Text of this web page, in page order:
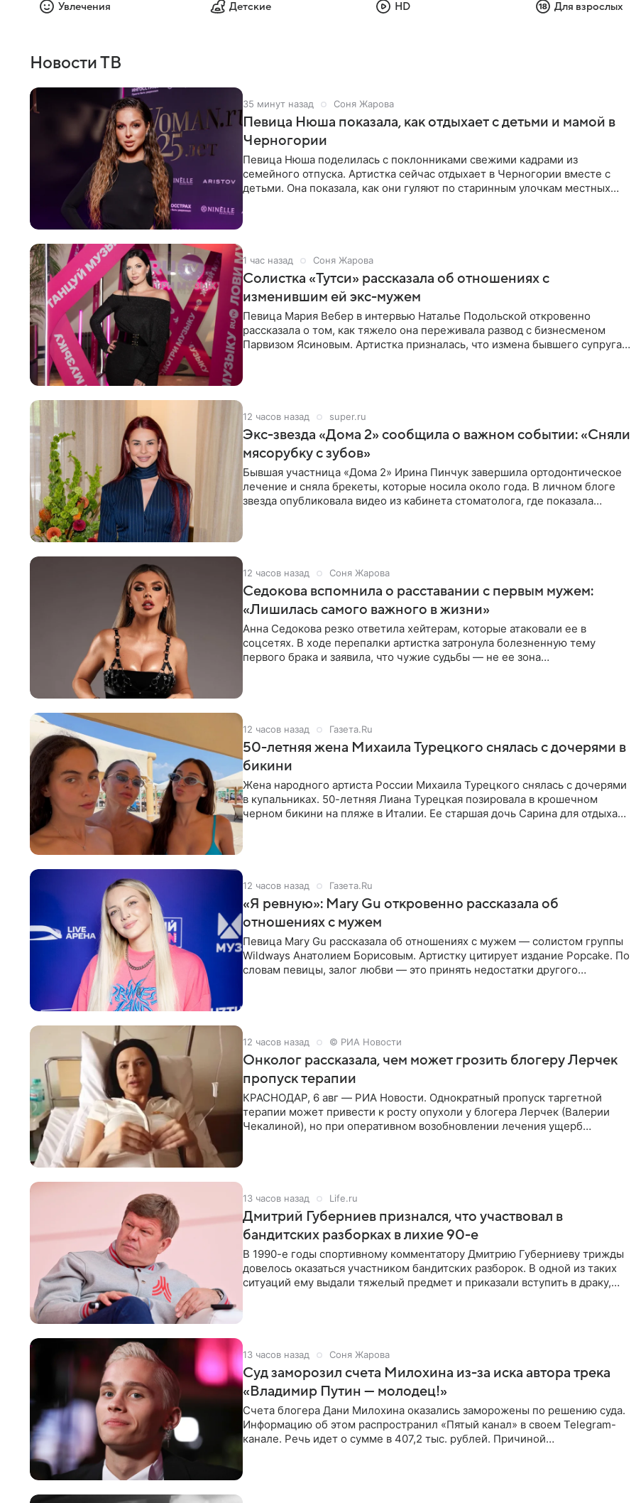
Увлечения Детские HD Для взрослых
Новости ТВ
35 минут назад Соня Жарова
Певица Нюша показала, как отдыхает с детьми и мамой в
Черногории
Певица Нюша поделилась с поклонниками свежими кадрами из
семейного отпуска. Артистка сейчас отдыхает в Черногории вместе с
детьми. Она показала, как они гуляют по старинным улочкам местных
1 час назад Соня Жарова
Солистка «Тутси» рассказала об отношениях с
изменившим ей экс-мужем
Певица Мария Вебер в интервью Наталье Подольской откровенно
рассказала о том, как тяжело она переживала развод с бизнесменом
Парвизом Ясиновым. Артистка призналась, что измена бывшего супруга
12 часов назад super.ru
Экс-звезда «Дома 2» сообщила о важном событии: «Сняли
мясорубку с зубов»
Бывшая участница «Дома 2» Ирина Пинчук завершила ортодонтическое
лечение и сняла брекеты, которые носила около года. В личном блоге
звезда опубликовала видео из кабинета стоматолога, где показала
12 часов назад Соня Жарова
Седокова вспомнила о расставании с первым мужем:
«Лишилась самого важного в жизни»
Анна Седокова резко ответила хейтерам, которые атаковали ее в
соцсетях. В ходе перепалки артистка затронула болезненную тему
первого брака и заявила, что чужие судьбы — не ее зона
12 часов назад Газета.Ru
50-летняя жена Михаила Турецкого снялась с дочерями в
бикини
Жена народного артиста России Михаила Турецкого снялась с дочерями
в купальниках. 50-летняя Лиана Турецкая позировала в крошечном
черном бикини на пляже в Италии. Ее старшая дочь Сарина для отдыха
12 часов назад Газета.Ru
«Я ревную»: Mary Gu откровенно рассказала об
отношениях с мужем
Певица Mary Gu рассказала об отношениях с мужем — солистом группы
Wildways Анатолием Борисовым. Артистку цитирует издание Popcake. По
словам певицы, залог любви — это принять недостатки другого
12 часов назад © РИА Новости
Онколог рассказала, чем может грозить блогеру Лерчек
пропуск терапии
КРАСНОДАР, 6 авг — РИА Новости. Однократный пропуск таргетной
терапии может привести к росту опухоли у блогера Лерчек (Валерии
Чекалиной), но при оперативном возобновлении лечения ущерб
13 часов назад Life.ru
Дмитрий Губерниев признался, что участвовал в
бандитских разборках в лихие 90-е
В 1990-е годы спортивному комментатору Дмитрию Губерниеву трижды
довелось оказаться участником бандитских разборок. В одной из таких
ситуаций ему выдали тяжелый предмет и приказали вступить в драку,
13 часов назад Соня Жарова
Суд заморозил счета Милохина из-за иска автора трека
«Владимир Путин — молодец!»
Счета блогера Дани Милохина оказались заморожены по решению суда.
Информацию об этом распространил «Пятый канал» в своем Telegram-
канале. Речь идет о сумме в 407,2 тыс. рублей. Причиной